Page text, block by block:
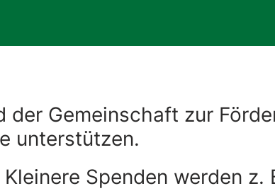
der Gemeinschaft zur
unterstützen.
Spenden werden z.